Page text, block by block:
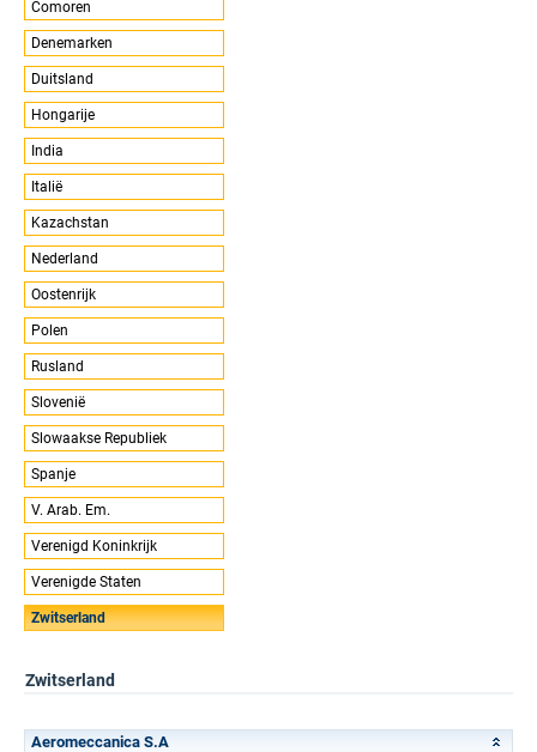
Comoren
Denemarken
Duitsland
Hongarije
India
Italië
Kazachstan
Nederland
Oostenrijk
Polen
Rusland
Slovenië
Slowaakse Republiek
Spanje
V. Arab. Em.
Verenigd Koninkrijk
Verenigde Staten
Zwitserland
Zwitserland
Aeromeccanica S.A